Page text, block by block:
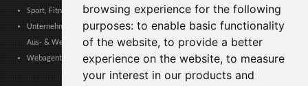
browsing experience for the following
purposes: to enable basic functionality
of the website, to provide a better
experience on the website, to measure
your interest in our products and
Sport, Fitness, Freizeit – Produkte, Materialien & Ausrüstung
Unternehmensdienstleistungen, Logistik, Arbeitssicherheit, Zertifizierungen,
Aus- & Weiterbildung
Webagenturen, Web-Services, Software & Apps